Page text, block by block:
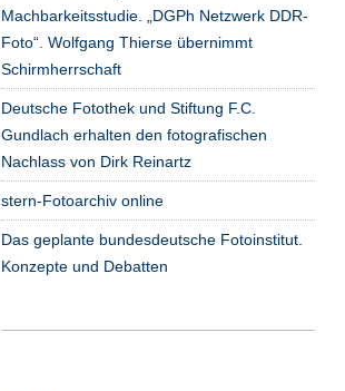
Machbarkeitsstudie. „DGPh Netzwerk DDR-
Foto“. Wolfgang Thierse übernimmt
Schirmherrschaft
Deutsche Fotothek und Stiftung F.C.
Gundlach erhalten den fotografischen
Nachlass von Dirk Reinartz
stern-Fotoarchiv online
Das geplante bundesdeutsche Fotoinstitut.
Konzepte und Debatten